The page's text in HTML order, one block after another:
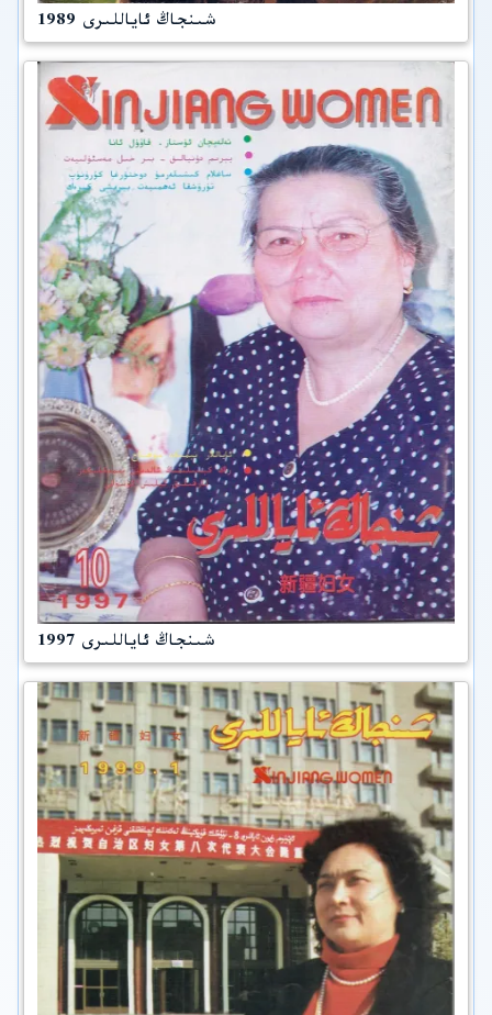
شىنجاڭ ئاياللىرى 1989
شىنجاڭ ئاياللىرى 1997